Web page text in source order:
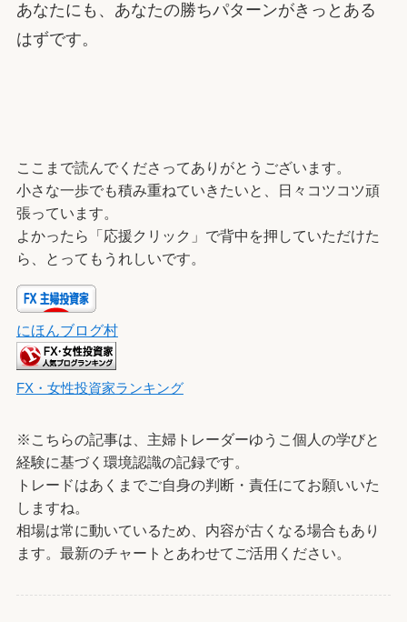
あなたにも、あなたの勝ちパターンがきっとある
はずです。
ここまで読んでくださってありがとうございます。
小さな一歩でも積み重ねていきたいと、日々コツコツ頑
張っています。
よかったら「応援クリック」で背中を押していただけた
ら、とってもうれしいです。
にほんブログ村
FX・女性投資家ランキング
※こちらの記事は、主婦トレーダーゆうこ個人の学びと
経験に基づく環境認識の記録です。
トレードはあくまでご自身の判断・責任にてお願いいた
しますね。
相場は常に動いているため、内容が古くなる場合もあり
ます。最新のチャートとあわせてご活用ください。